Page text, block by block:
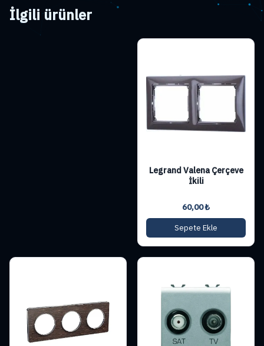
İlgili ürünler
Legrand Valena Çerçeve
İkili
60,00₺
Sepete Ekle